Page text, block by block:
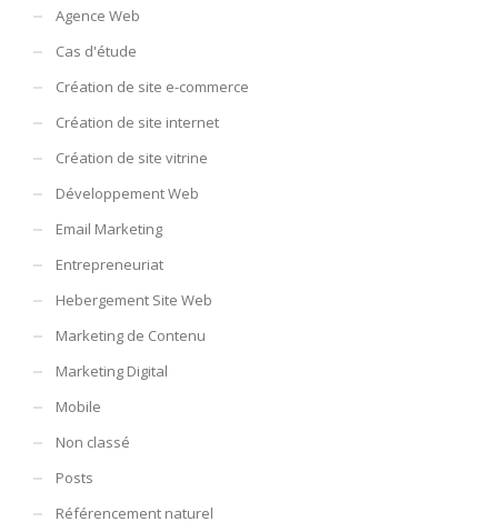
Agence Web
Cas d'étude
Création de site e-commerce
Création de site internet
Création de site vitrine
Développement Web
Email Marketing
Entrepreneuriat
Hebergement Site Web
Marketing de Contenu
Marketing Digital
Mobile
Non classé
Posts
Référencement naturel